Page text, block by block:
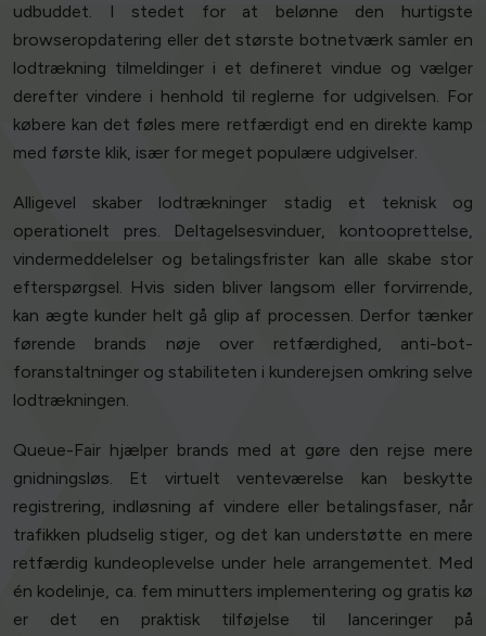
udbuddet. I stedet for at belønne den hurtigste
browseropdatering eller det største botnetværk samler en
lodtrækning tilmeldinger i et defineret vindue og vælger
derefter vindere i henhold til reglerne for udgivelsen. For
købere kan det føles mere retfærdigt end en direkte kamp
med første klik, især for meget populære udgivelser.
Alligevel skaber lodtrækninger stadig et teknisk og
operationelt pres. Deltagelsesvinduer, kontooprettelse,
vindermeddelelser og betalingsfrister kan alle skabe stor
efterspørgsel. Hvis siden bliver langsom eller forvirrende,
kan ægte kunder helt gå glip af processen. Derfor tænker
førende brands nøje over retfærdighed, anti-bot-
foranstaltninger og stabiliteten i kunderejsen omkring selve
lodtrækningen.
Queue-Fair hjælper brands med at gøre den rejse mere
gnidningsløs. Et virtuelt venteværelse kan beskytte
registrering, indløsning af vindere eller betalingsfaser, når
trafikken pludselig stiger, og det kan understøtte en mere
retfærdig kundeoplevelse under hele arrangementet. Med
én kodelinje, ca. fem minutters implementering og gratis kø
er det en praktisk tilføjelse til lanceringer på